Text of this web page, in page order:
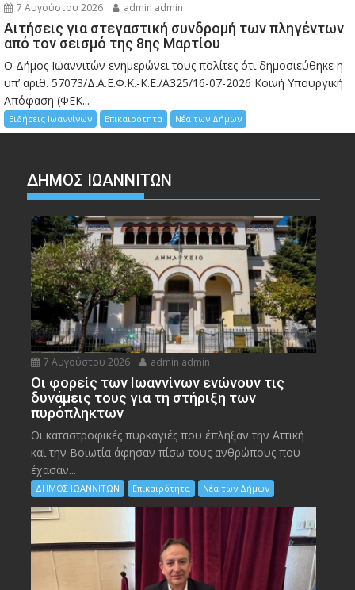
7 Αυγούστου 2026 admin admin
Αιτήσεις για στεγαστική συνδρομή των πληγέντων
από τον σεισμό της 8ης Μαρτίου
Ο Δήμος Ιωαννιτών ενημερώνει τους πολίτες ότι δημοσιεύθηκε η
υπ’ αριθ. 57073/Δ.Α.Ε.Φ.Κ.-Κ.Ε./Α325/16-07-2026 Κοινή Υπουργική
Απόφαση (ΦΕΚ...
Ειδήσεις Ιωαννίνων Επικαιρότητα Νέα των Δήμων
ΔΗΜΟΣ ΙΩΑΝΝΙΤΩΝ
7 Αυγούστου 2026 admin admin
Οι φορείς των Ιωαννίνων ενώνουν τις
δυνάμεις τους για τη στήριξη των
πυρόπληκτων
Οι καταστροφικές πυρκαγιές που έπληξαν την Αττική
και την Bοιωτία άφησαν πίσω τους ανθρώπους που
έχασαν...
ΔΗΜΟΣ ΙΩΑΝΝΙΤΩΝ Επικαιρότητα Νέα των Δήμων